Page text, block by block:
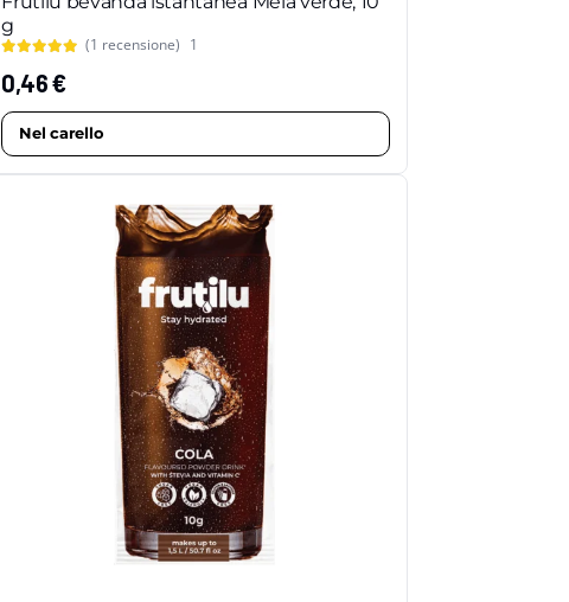
g
(1 recensione) 1
0,46€
Nel carello